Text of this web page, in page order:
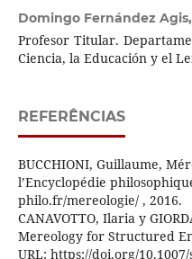
Domingo Fernández Agis,
Profesor Titular.
Ciencia, la Educación y el
REFERÊNCIAS
BUCCHIONI, Guillaume,
l’Encyclopédie
philo.fr/mereologie/ , 2016.
CANAVOTTO, Ilaria y
Mereology for Structured
URL: https://doi.org/10.1007/